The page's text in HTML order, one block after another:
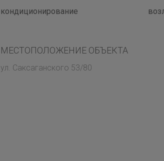
кондиционирование
МЕСТОПОЛОЖЕНИЕ ОБЪЕКТА
ул. Саксаганского 53/80